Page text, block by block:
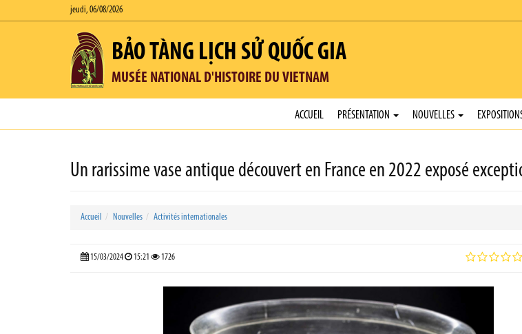
jeudi, 06/08/2026
BẢO TÀNG LỊCH SỬ QUỐC GIA
MUSÉE NATIONAL D'HISTOIRE DU VIETNAM
ACCUEIL PRÉSENTATION NOUVELLES
Un rarissime vase antique découvert en France en 2022 exposé
Accueil Nouvelles Activités internationales
15/03/2024 15:21 1726